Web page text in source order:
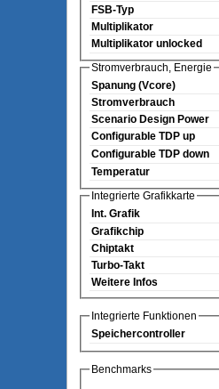
FSB-Typ
Multiplikator
Multiplikator unlocked
Stromverbrauch, Energie
Spanung (Vcore)
Stromverbrauch
Scenario Design Power
Configurable TDP up
Configurable TDP down
Temperatur
Integrierte Grafikkarte
Int. Grafik
Grafikchip
Chiptakt
Turbo-Takt
Weitere Infos
Integrierte Funktionen
Speichercontroller
Benchmarks